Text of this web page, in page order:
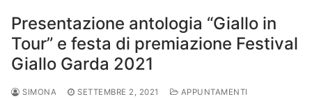
Presentazione antologia “Giallo in
Tour” e festa di premiazione Festival
Giallo Garda 2021
SIMONA SETTEMBRE 2, 2021
APPUNTAMENTI